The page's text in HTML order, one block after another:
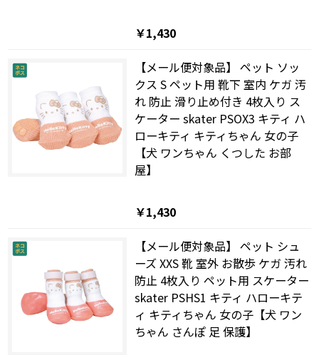
￥1,430
【メール便対象品】 ペット ソッ
クス S ペット用 靴下 室内 ケガ 汚
れ 防止 滑り止め付き 4枚入り ス
ケーター skater PSOX3 キティ ハ
ローキティ キティちゃん 女の子
【犬 ワンちゃん くつした お部
屋】
￥1,430
【メール便対象品】 ペット シュ
ーズ XXS 靴 室外 お散歩 ケガ 汚れ
防止 4枚入り ペット用 スケーター
skater PSHS1 キティ ハローキテ
ィ キティちゃん 女の子【犬 ワン
ちゃん さんぽ 足 保護】